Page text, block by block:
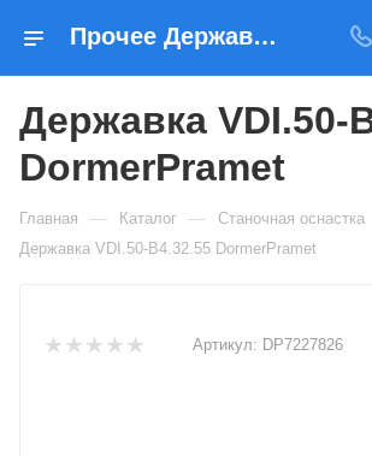
Прочее Державка VDI.50-B4.32.55 DormerPramet — купить по выгодным ценам в Москве
Державка VDI.50-
DormerPramet
Главная — Каталог — Станочная оснастка
Державка VDI.50-B4.32.55 DormerPramet
Артикул: DP7227826